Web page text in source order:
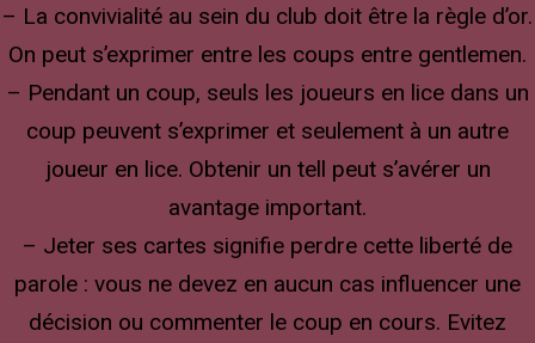
– La convivialité au sein du club doit être la règle d’or.
On peut s’exprimer entre les coups entre gentlemen.
– Pendant un coup, seuls les joueurs en lice dans un
coup peuvent s’exprimer et seulement à un autre
joueur en lice. Obtenir un tell peut s’avérer un
avantage important.
– Jeter ses cartes signifie perdre cette liberté de
parole : vous ne devez en aucun cas influencer une
décision ou commenter le coup en cours. Evitez